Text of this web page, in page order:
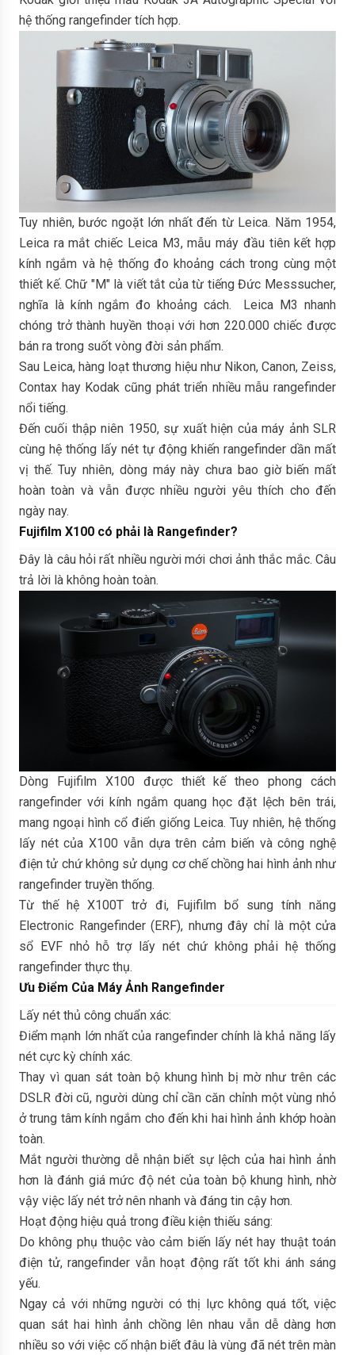
hệ thống rangefinder tích hợp.
Tuy nhiên, bước ngoặt lớn nhất đến từ Leica. Năm 1954,
Leica ra mắt chiếc Leica M3, mẫu máy đầu tiên kết hợp
kính ngắm và hệ thống đo khoảng cách trong cùng một
thiết kế. Chữ "M" là viết tắt của từ tiếng Đức Messsucher,
nghĩa là kính ngắm đo khoảng cách. Leica M3 nhanh
chóng trở thành huyền thoại với hơn 220.000 chiếc được
bán ra trong suốt vòng đời sản phẩm.
Sau Leica, hàng loạt thương hiệu như Nikon, Canon, Zeiss,
Contax hay Kodak cũng phát triển nhiều mẫu rangefinder
nổi tiếng.
Đến cuối thập niên 1950, sự xuất hiện của máy ảnh SLR
cùng hệ thống lấy nét tự động khiến rangefinder dần mất
vị thế. Tuy nhiên, dòng máy này chưa bao giờ biến mất
hoàn toàn và vẫn được nhiều người yêu thích cho đến
ngày nay.
Fujifilm X100 có phải là Rangefinder?
Đây là câu hỏi rất nhiều người mới chơi ảnh thắc mắc. Câu
trả lời là không hoàn toàn.
Dòng Fujifilm X100 được thiết kế theo phong cách
rangefinder với kính ngắm quang học đặt lệch bên trái,
mang ngoại hình cổ điển giống Leica. Tuy nhiên, hệ thống
lấy nét của X100 vẫn dựa trên cảm biến và công nghệ
điện tử chứ không sử dụng cơ chế chồng hai hình ảnh như
rangefinder truyền thống.
Từ thế hệ X100T trở đi, Fujifilm bổ sung tính năng
Electronic Rangefinder (ERF), nhưng đây chỉ là một cửa
sổ EVF nhỏ hỗ trợ lấy nét chứ không phải hệ thống
rangefinder thực thụ.
Ưu Điểm Của Máy Ảnh Rangefinder
Lấy nét thủ công chuẩn xác:
Điểm mạnh lớn nhất của rangefinder chính là khả năng lấy
nét cực kỳ chính xác.
Thay vì quan sát toàn bộ khung hình bị mờ như trên các
DSLR đời cũ, người dùng chỉ cần căn chỉnh một vùng nhỏ
ở trung tâm kính ngắm cho đến khi hai hình ảnh khớp hoàn
toàn.
Mắt người thường dễ nhận biết sự lệch của hai hình ảnh
hơn là đánh giá mức độ nét của toàn bộ khung hình, nhờ
vậy việc lấy nét trở nên nhanh và đáng tin cậy hơn.
Hoạt động hiệu quả trong điều kiện thiếu sáng:
Do không phụ thuộc vào cảm biến lấy nét hay thuật toán
điện tử, rangefinder vẫn hoạt động rất tốt khi ánh sáng
yếu.
Ngay cả với những người có thị lực không quá tốt, việc
quan sát hai hình ảnh chồng lên nhau vẫn dễ dàng hơn
nhiều so với việc cố nhận biết đâu là vùng đã nét trên màn